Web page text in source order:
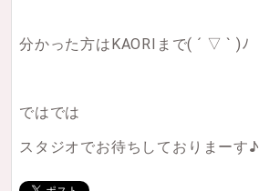
分かった方はKAORIまで( ´ ▽ ` )ﾉ
ではでは
スタジオでお待ちしておりまーす♪